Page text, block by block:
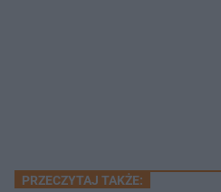
PRZECZYTAJ TAKŻE: